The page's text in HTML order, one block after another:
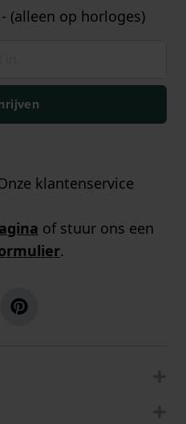
(alleen op horloges)
klantenservice
of stuur ons een
.